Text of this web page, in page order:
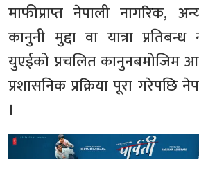
माफीप्राप्त नेपाली नागरिक,
कानुनी मुद्दा वा यात्रा
युएईको प्रचलित कानुनबमोजिम
प्रशासनिक प्रक्रिया पूरा
।